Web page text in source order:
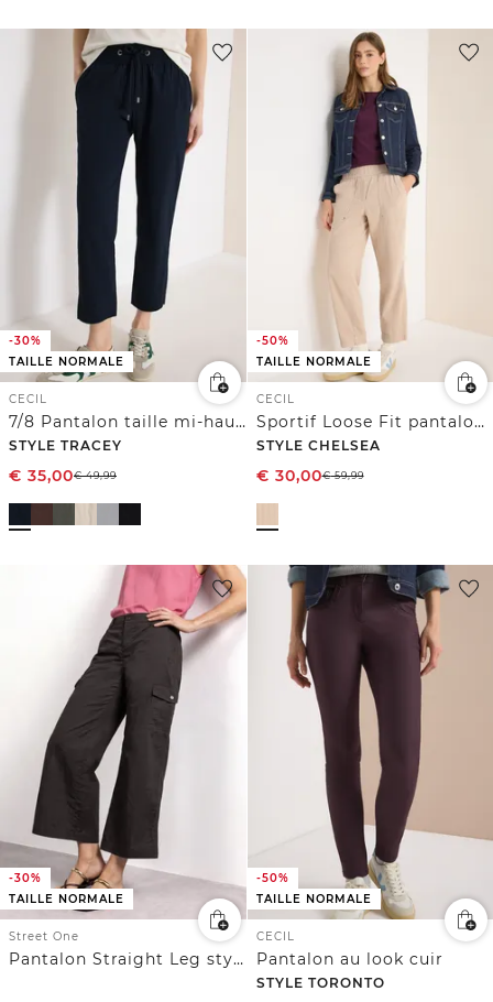
-30%
TAILLE NORMALE
CECIL
7/8 Pantalon taille mi-haute coupe slim
STYLE TRACEY
€ 35,00€49,99
-50%
TAILLE NORMALE
CECIL
Sportif Loose Fit pantalon en velours côtelé
STYLE CHELSEA
€ 30,00€59,99
-30%
TAILLE NORMALE
Street One
Pantalon Straight Leg style cargo
-50%
TAILLE NORMALE
CECIL
Pantalon au look cuir
STYLE TORONTO